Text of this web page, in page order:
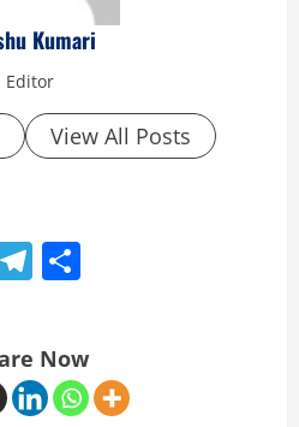
Kumari
Editor
View All Posts
Telegram
Now